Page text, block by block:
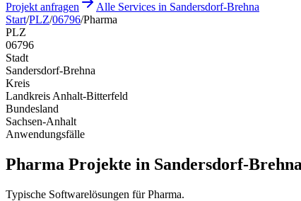
Projekt anfragen
Alle Services in Sandersdorf-Brehna
Start/PLZ/06796/Pharma
PLZ
06796
Stadt
Sandersdorf-Brehna
Kreis
Landkreis Anhalt-Bitterfeld
Bundesland
Sachsen-Anhalt
Anwendungsfälle
Pharma Projekte in Sandersdorf-Brehna
Typische Softwarelösungen für Pharma.